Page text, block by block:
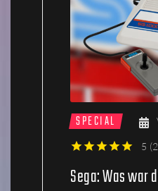
SPECIAL
5 (
Sega: Was war